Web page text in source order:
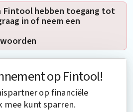
Fintool hebben toegang tot
in of neem een
op Fintool!
op financiële
mee kunt sparren.